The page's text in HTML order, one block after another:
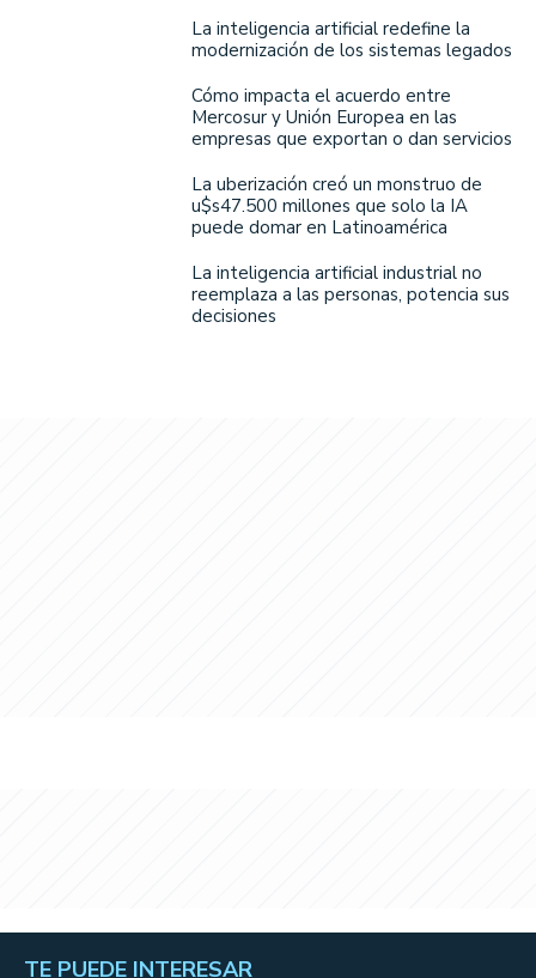
La inteligencia artificial redefine la
modernización de los sistemas legados
Cómo impacta el acuerdo entre
Mercosur y Unión Europea en las
empresas que exportan o dan servicios
La uberización creó un monstruo de
u$s47.500 millones que solo la IA
puede domar en Latinoamérica
La inteligencia artificial industrial no
reemplaza a las personas, potencia sus
decisiones
TE PUEDE INTERESAR